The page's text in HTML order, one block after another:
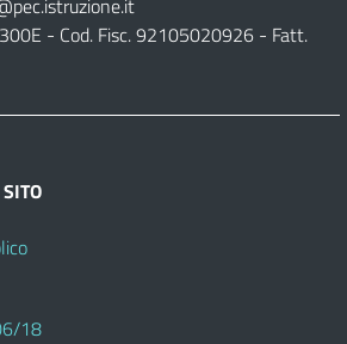
- Cod. Fisc. 92105020926 - Fatt.
18